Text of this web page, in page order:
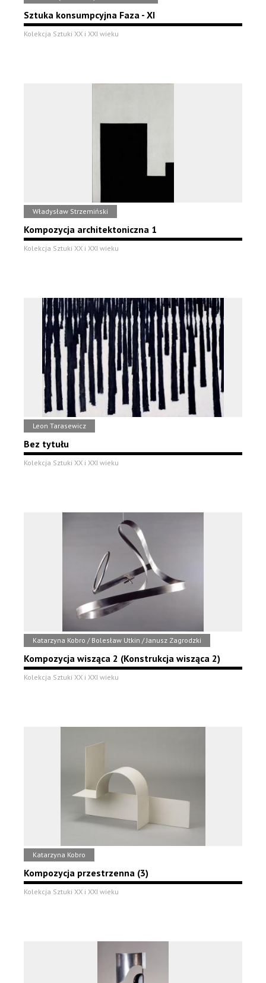
Sztuka konsumpcyjna Faza - XI
Kolekcja Sztuki XX i XXI wieku
Władysław Strzemiński
Kompozycja architektoniczna 1
Kolekcja Sztuki XX i XXI wieku
Leon Tarasewicz
Bez tytułu
Kolekcja Sztuki XX i XXI wieku
Katarzyna Kobro / Bolesław Utkin / Janusz Zagrodzki
Kompozycja wisząca 2 (Konstrukcja wisząca 2)
Kolekcja Sztuki XX i XXI wieku
Katarzyna Kobro
Kompozycja przestrzenna (3)
Kolekcja Sztuki XX i XXI wieku